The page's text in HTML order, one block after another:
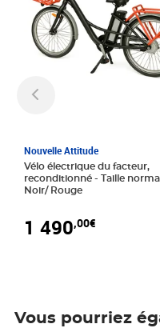
Nouvelle Attitude
Vélo électrique du facteur,
reconditionné - Taille normale -
Noir/ Rouge
1 490,00€
Vous pourriez